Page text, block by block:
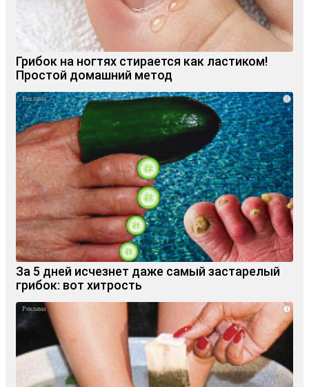
Грибок на ногтях стирается как ластиком!
Простой домашний метод
i
За 5 дней исчезнет даже самый застарелый
грибок: вот хитрость
i